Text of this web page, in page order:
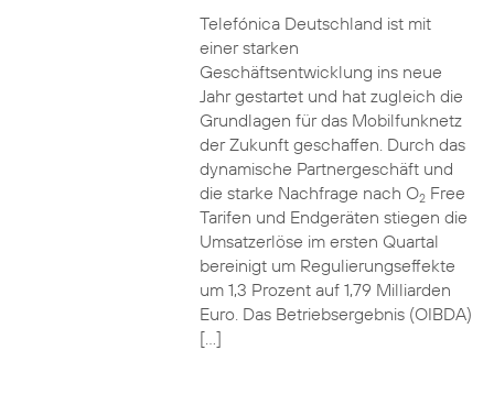
Telefónica Deutschland ist mit
einer starken
Geschäftsentwicklung ins neue
Jahr gestartet und hat zugleich die
Grundlagen für das Mobilfunknetz
der Zukunft geschaffen. Durch das
dynamische Partnergeschäft und
die starke Nachfrage nach O2Free
Tarifen und Endgeräten stiegen die
Umsatzerlöse im ersten Quartal
bereinigt um Regulierungseffekte
um 1,3 Prozent auf 1,79 Milliarden
Euro. Das Betriebsergebnis (OIBDA)
[…]